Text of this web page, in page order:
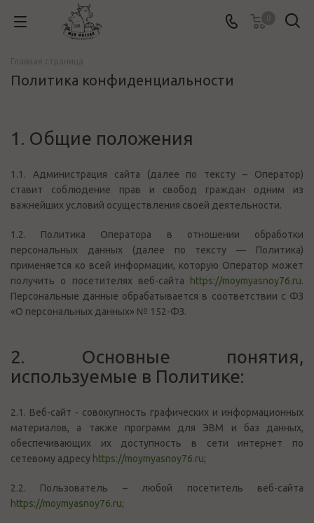
Политика конфиденциальности
1. Общие положения
1.1. Администрация сайта (далее по тексту – Оператор)
ставит соблюдение прав и свобод граждан одним из
важнейших условий осуществления своей деятельности.
1.2. Политика Оператора в отношении обработки
персональных данных (далее по тексту — Политика)
применяется ко всей информации, которую Оператор может
получить о посетителях веб-сайта
https://moymyasnoy76.ru.
Персональные данные обрабатывается в соответствии с ФЗ
«О персональных данных» № 152-ФЗ.
2. Основные понятия,
используемые в Политике:
2.1. Веб-сайт - совокупность графических и информационных
материалов, а также программ для ЭВМ и баз данных,
обеспечивающих их доступность в сети интернет по
сетевому адресу https://moymyasnoy76.ru;
2.2. Пользователь – любой посетитель веб-сайта
https://moymyasnoy76.ru;